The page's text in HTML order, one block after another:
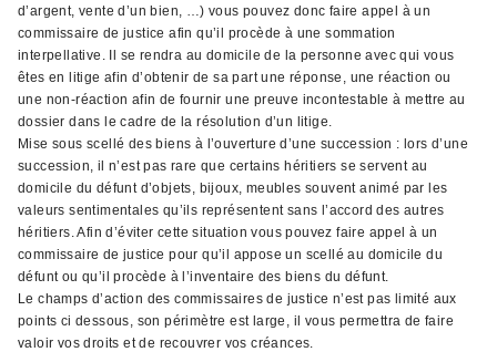
d’argent, vente d’un bien, …) vous pouvez donc faire appel à un
commissaire de justice afin qu’il procède à une sommation
interpellative. Il se rendra au domicile de la personne avec qui vous
êtes en litige afin d’obtenir de sa part une réponse, une réaction ou
une non-réaction afin de fournir une preuve incontestable à mettre au
dossier dans le cadre de la résolution d’un litige.
Mise sous scellé des biens à l’ouverture d’une succession : lors d’une
succession, il n’est pas rare que certains héritiers se servent au
domicile du défunt d’objets, bijoux, meubles souvent animé par les
valeurs sentimentales qu’ils représentent sans l’accord des autres
héritiers. Afin d’éviter cette situation vous pouvez faire appel à un
commissaire de justice pour qu’il appose un scellé au domicile du
défunt ou qu’il procède à l’inventaire des biens du défunt.
Le champs d’action des commissaires de justice n’est pas limité aux
points ci dessous, son périmètre est large, il vous permettra de faire
valoir vos droits et de recouvrer vos créances.